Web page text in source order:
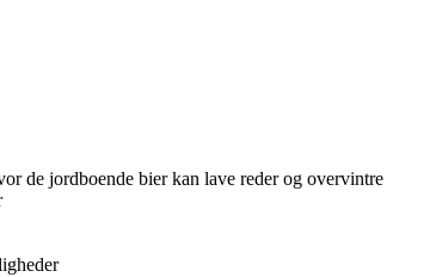
de jordboende bier kan lave reder og overvintre